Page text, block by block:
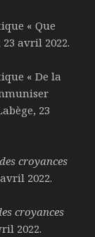
« Que
avril 2022.
« De la
23
croyances
2022.
croyances
2022.